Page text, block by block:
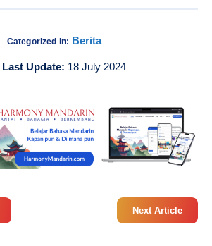
Categorized in: Berita
Last Update: 18 July 2024
Next Article